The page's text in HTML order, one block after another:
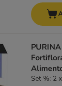
per gatto
Set %: 2